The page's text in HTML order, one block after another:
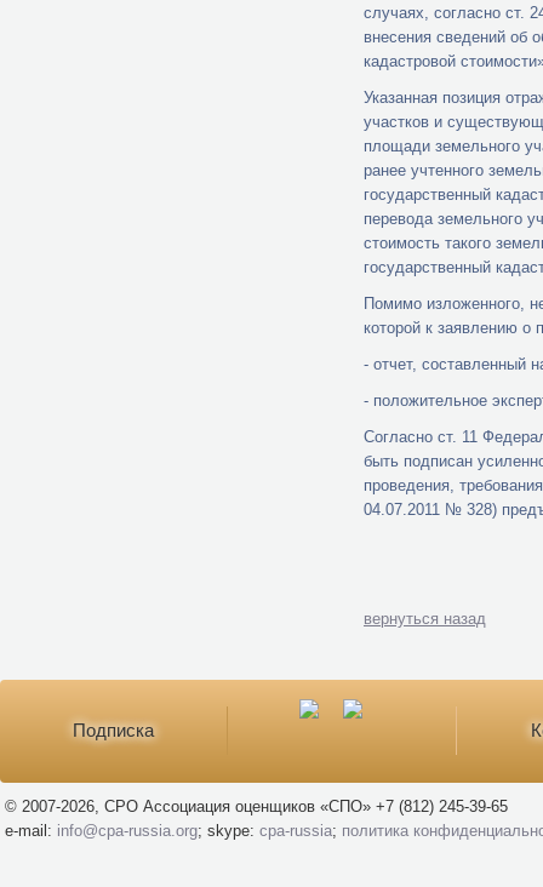
случаях, согласно ст.
внесения сведений об
кадастровой
Указанная позиция
участков и
площади земельного
ранее учтенного
государственный
перевода земельного
стоимость такого
государственный
Помимо изложенного,
которой к заявлению о
- отчет, составленный
- положительное
Согласно ст. 11
быть подписан
проведения,
04.07.2011 № 328)
вернуться назад
Подписка
© 2007-2026, СРО Ассоциация оценщиков «СПО» +7 (812) 245-39-65
e-mail: info@cpa-russia.org; skype: cpa-russia; политика